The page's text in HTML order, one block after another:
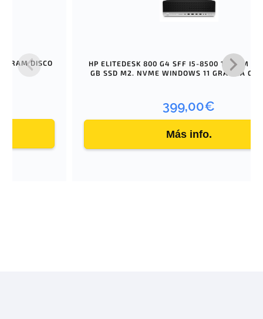
RAM DISCO
HP ELITEDESK 800 G4 SFF I5-8500 16 RAM
GB SSD M2. NVME WINDOWS 11 GRÁFICA
399,00€
Más info.